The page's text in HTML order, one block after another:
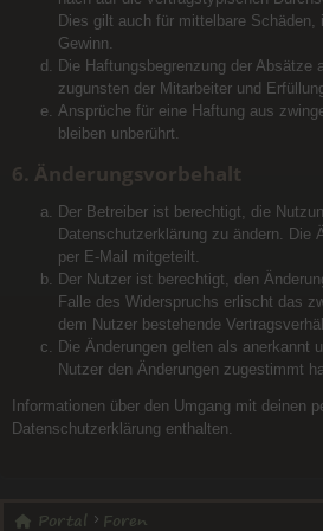
Dies gilt auch für mittelbare Schäden,
Gewinn.
Die Haftungsbegrenzung der
zugunsten der Mitarbeiter und
Ansprüche für eine Haftung aus
bleiben unberührt.
6. Änderungsvorbehalt
Der Betreiber ist berechtigt, die
Datenschutzerklärung zu ändern. Die
per E-Mail mitgeteilt.
Der Nutzer ist berechtigt, den
Falle des Widerspruchs erlischt das
dem Nutzer bestehende
Die Änderungen gelten als anerkannt
Nutzer den Änderungen zugestimmt
Informationen über den Umgang mit deinen
Datenschutzerklärung enthalten.
Portal Foren